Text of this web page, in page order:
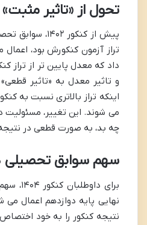
تحول از «تاثیر
پیش از کنکور
تراز آزمون کنکورش بود،
داد که معدل پایین تر از تراز
و تاثیر معدل به «تاثیر
اینکه تراز بالاتری نسبت به
می شوند. این تغییر، مسئولیت
چه بد، به صورت قطعی در نتیجه
سهم سوابق تحصیلی در کنکور 1404:
نهایی پایه دوازدهم اعمال
نتیجه کنکور را به خود اختصاص